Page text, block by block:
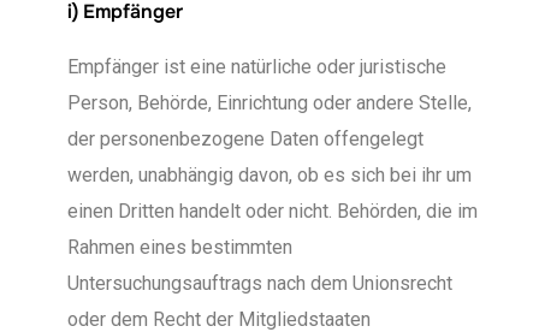
i) Empfänger
Empfänger ist eine natürliche oder juristische
Person, Behörde, Einrichtung oder andere Stelle,
der personenbezogene Daten offengelegt
werden, unabhängig davon, ob es sich bei ihr um
einen Dritten handelt oder nicht. Behörden, die im
Rahmen eines bestimmten
Untersuchungsauftrags nach dem Unionsrecht
oder dem Recht der Mitgliedstaaten